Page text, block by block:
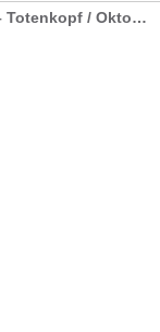
E+V19 Hau den Lukas – Totenkopf / Oktoberfest / Standard